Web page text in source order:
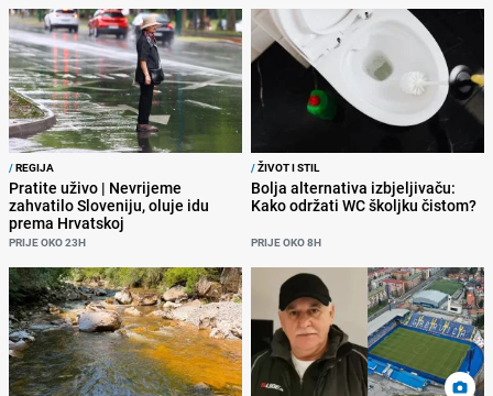
/REGIJA
Pratite uživo | Nevrijeme
zahvatilo Sloveniju, oluje idu
prema Hrvatskoj
PRIJE OKO 23H
/ŽIVOT I STIL
Bolja alternativa izbjeljivaču:
Kako održati WC školjku čistom?
PRIJE OKO 8H